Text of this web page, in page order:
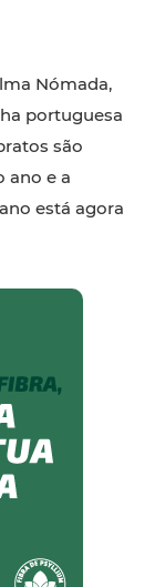
Nómada,
portuguesa
são
ano e a
está agora